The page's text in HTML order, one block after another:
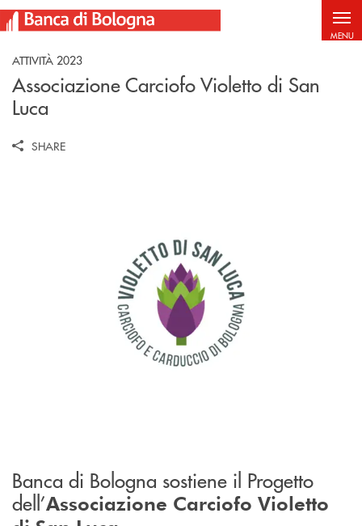
Salta al contenuto principale
MENU
ATTIVITÀ 2023
Associazione Carciofo Violetto di San
Luca
SHARE
Banca di Bologna sostiene il Progetto
dell’Associazione Carciofo Violetto